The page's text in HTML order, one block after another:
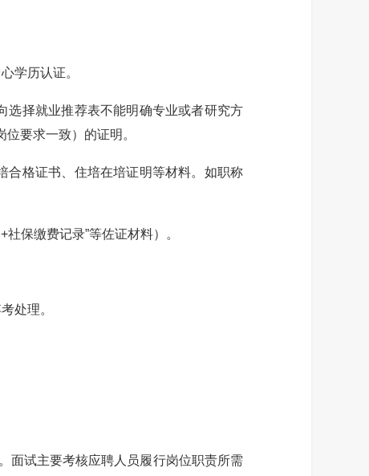
学历认证。
择就业推荐表不能明确专业或者研究方
要求一致）的证明。
格证书、住培在培证明等材料。如职称
保缴费记录”等佐证材料）。
处理。
试主要考核应聘人员履行岗位职责所需